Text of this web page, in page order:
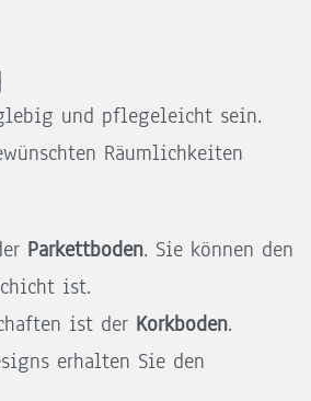
und pflegeleicht sein.
Räumlichkeiten
Parkettboden. Sie können den
ist.
ist der Korkboden.
erhalten Sie den